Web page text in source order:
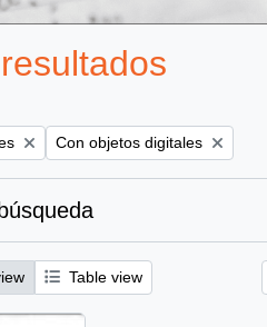
Remove filter:
Con objetos digitales
Table view